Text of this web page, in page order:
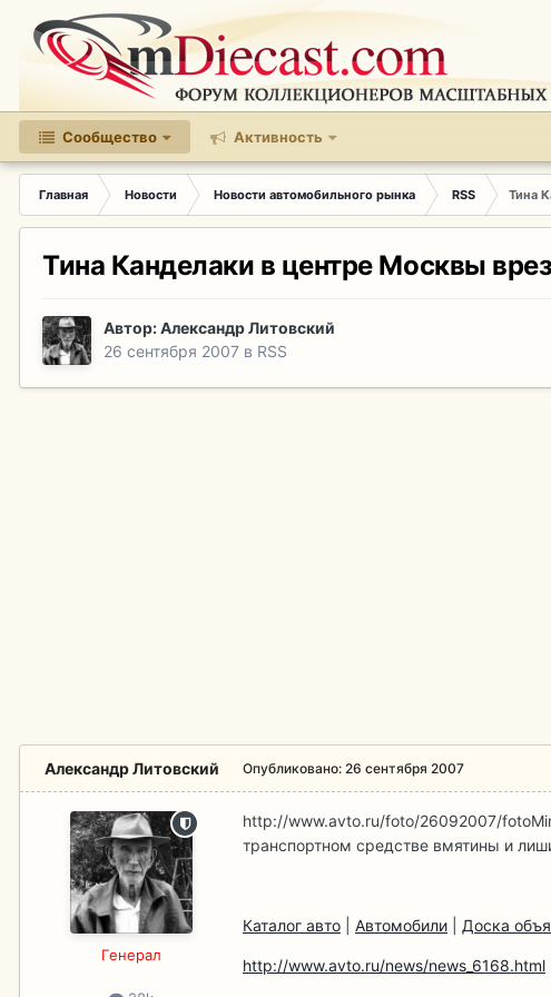
Сообщество Активность
Главная Новости Новости автомобильного рынка RSS Тина
Тина Канделаки в центре Москвы
Автор:Александр Литовский
26 сентября 2007 в RSS
Александр Литовский
Гeнерал
Опубликовано: 26 сентября 2007
http://www.avto.ru/foto/26092007/
транспортном средстве вмятины и
Каталог авто Автомобили Доска
http://www.avto.ru/news/news_6168.html